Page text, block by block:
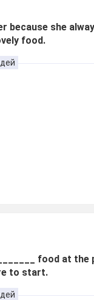
because she
food.
food at the
to start.